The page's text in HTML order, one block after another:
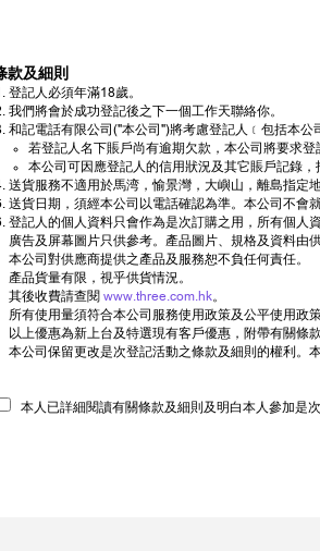
款及細則
登記人必須年滿18歲。
我們將會於成功登記後之下一個工作天聯絡你。
和記電話有限公司("本公司")將考慮登記人﹝包括本
若登記人名下賬戶尚有逾期欠款，本公司將要求登
本公司可因應登記人的信用狀況及其它賬戶記錄，
送貨服務不適用於馬湾，愉景灣，大嶼山，離島指定
送貨日期，須經本公司以電話確認為準。本公司不會
登記人的個人資料只會作為是次訂購之用，所有個人
廣告及屏幕圖片只供參考。產品圖片、規格及資料由
本公司對供應商提供之產品及服務恕不負任何責任。
產品貨量有限，視乎供貨情況。
其後收費請查閱 www.three.com.hk。
所有使用量須符合本公司服務使用政策及公平使用政策
以上優惠為新上台及特選現有客戶優惠，附帶有關
本公司保留更改是次登記活動之條款及細則的權利。
本人已詳細閱讀有關條款及細則及明白本人參加是